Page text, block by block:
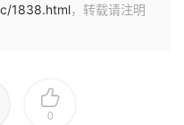
1838.html，转载请注明
0